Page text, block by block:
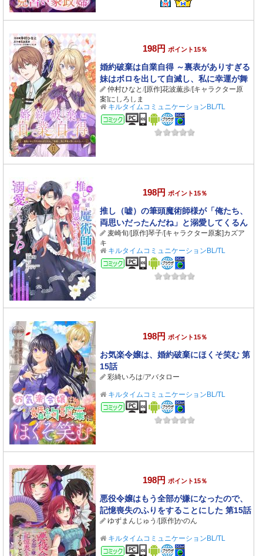
198円 ポイント15％
婚約破棄は自業自得 ～裏表がありすぎる
妹はボロを出して自滅し、私に幸運が舞
い込みました～ 第11話
仲村ひなと /[原作]花波薫歩/[キャラクター原
案]にしろしま
キルタイムコミュニケーションBL/TL
コミック
198円 ポイント15％
推し（嘘）の筆頭魔術師様が「俺たち、
両思いだったんだね」と溺愛してくるん
ですが！？ 第18話
麦崎旬/[原作]琴子/[キャラクター原案]カズア
キ
キルタイムコミュニケーションBL/TL
コミック
198円 ポイント15％
お気楽令嬢は、婚約破棄にほくそ笑む 第
15話
彩綺いろは/アバタロー
キルタイムコミュニケーションBL/TL
コミック
198円 ポイント15％
悪役令嬢はもう全部が嫌になったので、
記憶喪失のふりをすることにした 第15話
ゆずまんじゅう /[原作]かのん
キルタイムコミュニケーションBL/TL
コミック